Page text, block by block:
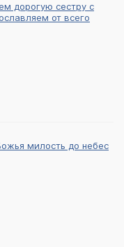
дорогую сестру с
от всего
милость до небес